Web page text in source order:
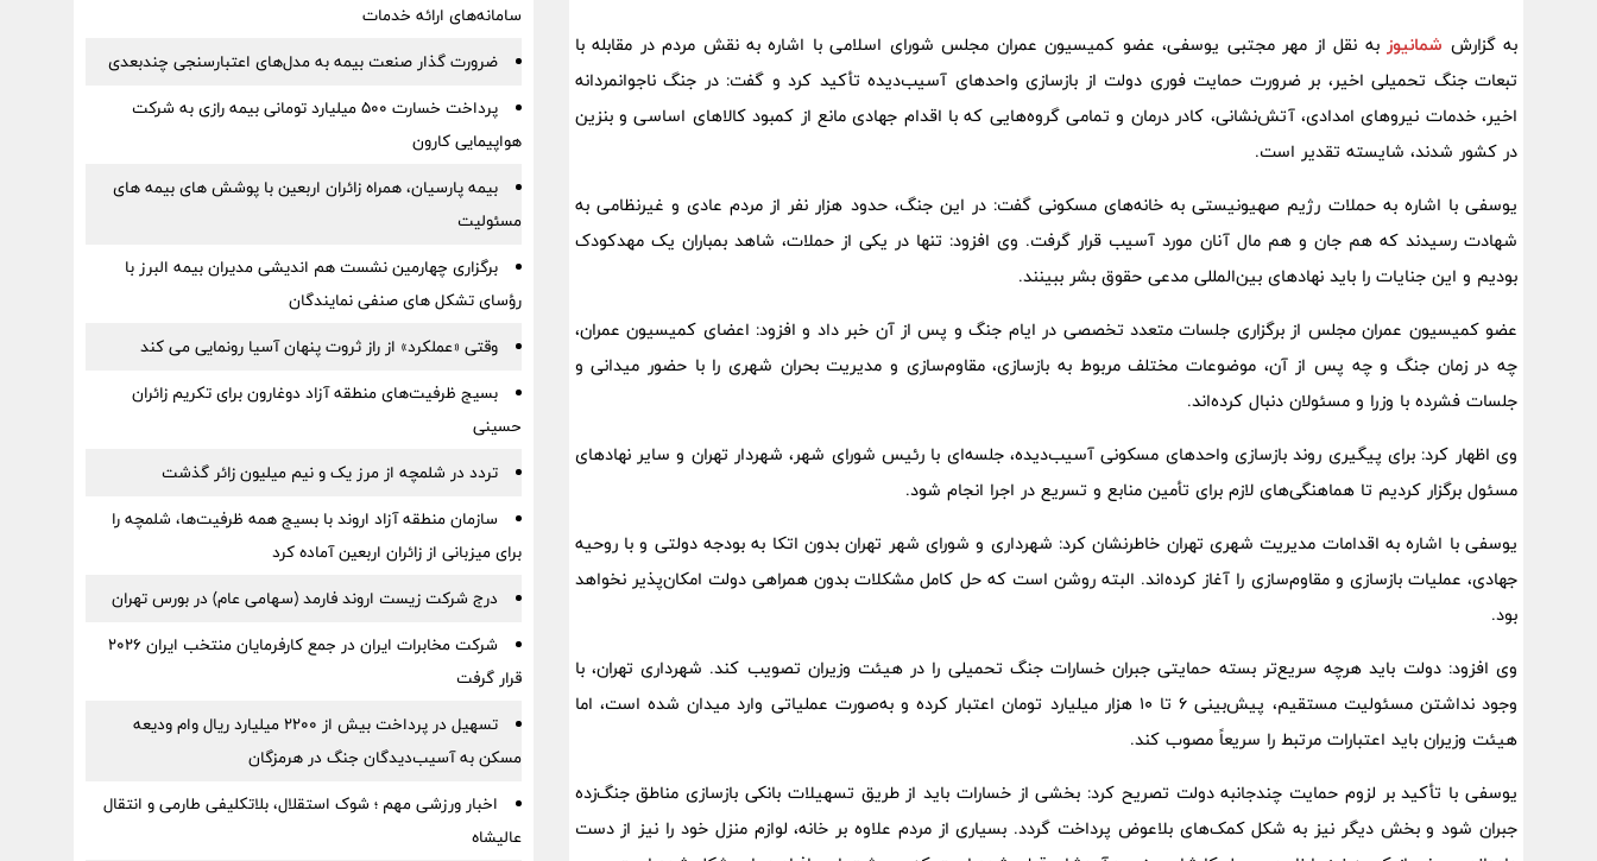
به گزارش شمانیوزبه نقل از مهر مجتبی یوسفی، عضو کمیسیون عمران مجلس شورای اسلامی با اشاره به نقش مردم در مقابله با
تبعات جنگ تحمیلی اخیر، بر ضرورت حمایت فوری دولت از بازسازی واحدهای آسیب‌دیده تأکید کرد و گفت: در جنگ ناجوانمردانه
اخیر، خدمات نیروهای امدادی، آتش‌نشانی، کادر درمان و تمامی گروه‌هایی که با اقدام جهادی مانع از کمبود کالاهای اساسی و بنزین
در کشور شدند، شایسته تقدیر است.
یوسفی با اشاره به حملات رژیم صهیونیستی به خانه‌های مسکونی گفت: در این جنگ، حدود هزار نفر از مردم عادی و غیرنظامی به
شهادت رسیدند که هم جان و هم مال آنان مورد آسیب قرار گرفت. وی افزود: تنها در یکی از حملات، شاهد بمباران یک مهدکودک
بودیم و این جنایات را باید نهادهای بین‌المللی مدعی حقوق بشر ببینند.
عضو کمیسیون عمران مجلس از برگزاری جلسات متعدد تخصصی در ایام جنگ و پس از آن خبر داد و افزود: اعضای کمیسیون عمران،
چه در زمان جنگ و چه پس از آن، موضوعات مختلف مربوط به بازسازی، مقاوم‌سازی و مدیریت بحران شهری را با حضور میدانی و
جلسات فشرده با وزرا و مسئولان دنبال کرده‌اند.
وی اظهار کرد: برای پیگیری روند بازسازی واحدهای مسکونی آسیب‌دیده، جلسه‌ای با رئیس شورای شهر، شهردار تهران و سایر نهادهای
مسئول برگزار کردیم تا هماهنگی‌های لازم برای تأمین منابع و تسریع در اجرا انجام شود.
یوسفی با اشاره به اقدامات مدیریت شهری تهران خاطرنشان کرد: شهرداری و شورای شهر تهران بدون اتکا به بودجه دولتی و با روحیه
جهادی، عملیات بازسازی و مقاوم‌سازی را آغاز کرده‌اند. البته روشن است که حل کامل مشکلات بدون همراهی دولت امکان‌پذیر نخواهد
بود.
وی افزود: دولت باید هرچه سریع‌تر بسته حمایتی جبران خسارات جنگ تحمیلی را در هیئت وزیران تصویب کند. شهرداری تهران، با
وجود نداشتن مسئولیت مستقیم، پیش‌بینی ۶ تا ۱۰ هزار میلیارد تومان اعتبار کرده و به‌صورت عملیاتی وارد میدان شده است، اما
هیئت وزیران باید اعتبارات مرتبط را سریعاً مصوب کند.
یوسفی با تأکید بر لزوم حمایت چندجانبه دولت تصریح کرد: بخشی از خسارات باید از طریق تسهیلات بانکی بازسازی مناطق جنگ‌زده
جبران شود و بخش دیگر نیز به شکل کمک‌های بلاعوض پرداخت گردد. بسیاری از مردم علاوه بر خانه، لوازم منزل خود را نیز از دست
سامانه‌های ارائه خدمات
ضرورت گذار صنعت بیمه به مدل‌های اعتبارسنجی چندبعدی
پرداخت خسارت ۵۰۰ میلیارد تومانی بیمه رازی به شرکت
هواپیمایی کارون
بیمه پارسیان، همراه زائران اربعین با پوشش های بیمه های
مسئولیت
برگزاری چهارمین نشست هم اندیشی مدیران بیمه البرز با
رؤسای تشکل های صنفی نمایندگان
وقتی «عملکرد» از راز ثروت پنهان آسیا رونمایی می کند
بسیج ظرفیت‌های منطقه آزاد دوغارون برای تکریم زائران
حسینی
تردد در شلمچه از مرز یک و نیم میلیون زائر گذشت
سازمان منطقه آزاد اروند با بسیج همه ظرفیت‌ها، شلمچه را
برای میزبانی از زائران اربعین آماده کرد
درج شرکت زیست اروند فارمد (سهامی عام) در بورس تهران
شرکت مخابرات ایران در جمع کارفرمایان منتخب ایران ۲۰۲۶
قرار گرفت
تسهیل در پرداخت بیش از ۲۲۰۰ میلیارد ریال وام ودیعه
مسکن به آسیب‌دیدگان جنگ در هرمزگان
اخبار ورزشی مهم ؛ شوک استقلال، بلاتکلیفی طارمی و انتقال
عالیشاه